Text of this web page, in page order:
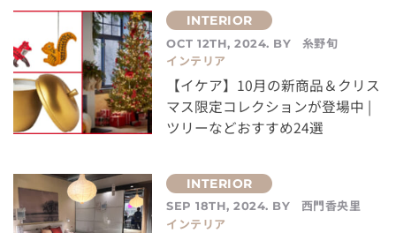
OCT 12TH, 2024. BY
糸野旬
インテリア
【イケア】10月の新商品＆クリス
マス限定コレクションが登場中 |
ツリーなどおすすめ24選
SEP 18TH, 2024. BY
西門香央里
インテリア